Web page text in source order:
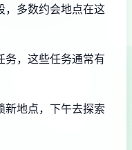
，多数约会地点在这
务，这些任务通常有
新地点，下午去探索